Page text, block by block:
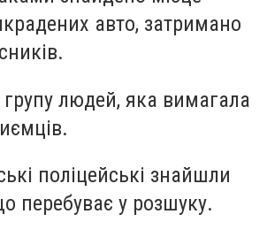
авто, затримано
людей, яка вимагала
поліцейські знайшли
перебуває у розшуку.